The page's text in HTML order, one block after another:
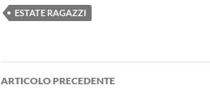
ESTATE RAGAZZI
Navigazione
ARTICOLO PRECEDENTE